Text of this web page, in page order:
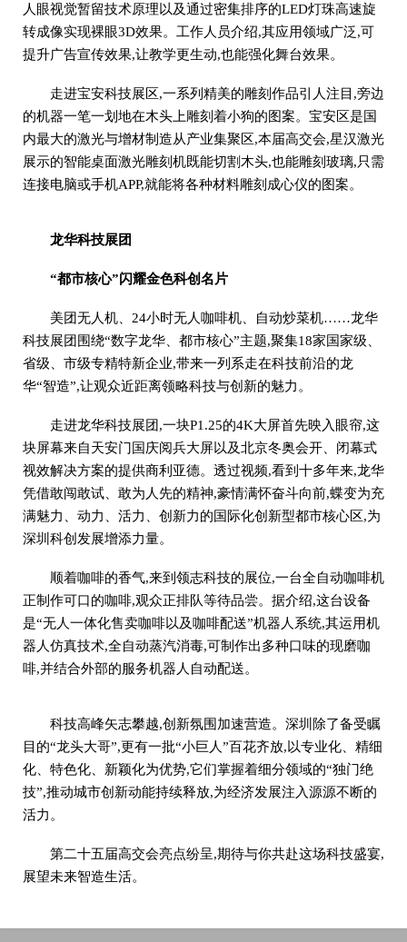
人眼视觉暂留技术原理以及通过密集排序的LED灯珠高速旋
转成像实现裸眼3D效果。工作人员介绍,其应用领域广泛,可
提升广告宣传效果,让教学更生动,也能强化舞台效果。
走进宝安科技展区,一系列精美的雕刻作品引人注目,旁边
的机器一笔一划地在木头上雕刻着小狗的图案。宝安区是国
内最大的激光与增材制造从产业集聚区,本届高交会,星汉激光
展示的智能桌面激光雕刻机既能切割木头,也能雕刻玻璃,只需
连接电脑或手机APP,就能将各种材料雕刻成心仪的图案。
龙华科技展团
“都市核心”闪耀金色科创名片
美团无人机、24小时无人咖啡机、自动炒菜机……龙华
科技展团围绕“数字龙华、都市核心”主题,聚集18家国家级、
省级、市级专精特新企业,带来一列系走在科技前沿的龙
华“智造”,让观众近距离领略科技与创新的魅力。
走进龙华科技展团,一块P1.25的4K大屏首先映入眼帘,这
块屏幕来自天安门国庆阅兵大屏以及北京冬奥会开、闭幕式
视效解决方案的提供商利亚德。透过视频,看到十多年来,龙华
凭借敢闯敢试、敢为人先的精神,豪情满怀奋斗向前,蝶变为充
满魅力、动力、活力、创新力的国际化创新型都市核心区,为
深圳科创发展增添力量。
顺着咖啡的香气,来到领志科技的展位,一台全自动咖啡机
正制作可口的咖啡,观众正排队等待品尝。据介绍,这台设备
是“无人一体化售卖咖啡以及咖啡配送”机器人系统,其运用机
器人仿真技术,全自动蒸汽消毒,可制作出多种口味的现磨咖
啡,并结合外部的服务机器人自动配送。
科技高峰矢志攀越,创新氛围加速营造。深圳除了备受瞩
目的“龙头大哥”,更有一批“小巨人”百花齐放,以专业化、精细
化、特色化、新颖化为优势,它们掌握着细分领域的“独门绝
技”,推动城市创新动能持续释放,为经济发展注入源源不断的
活力。
第二十五届高交会亮点纷呈,期待与你共赴这场科技盛宴,
展望未来智造生活。